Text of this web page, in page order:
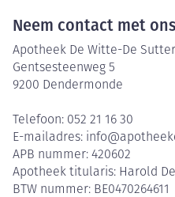
Neem contact met
Apotheek De Witte-De
Gentsesteenweg 5
9200 Dendermonde
Telefoon: 052 21 16 30
E-mailadres: info@
APB nummer: 420602
Apotheek titularis: Harold
BTW nummer: BE0470264611